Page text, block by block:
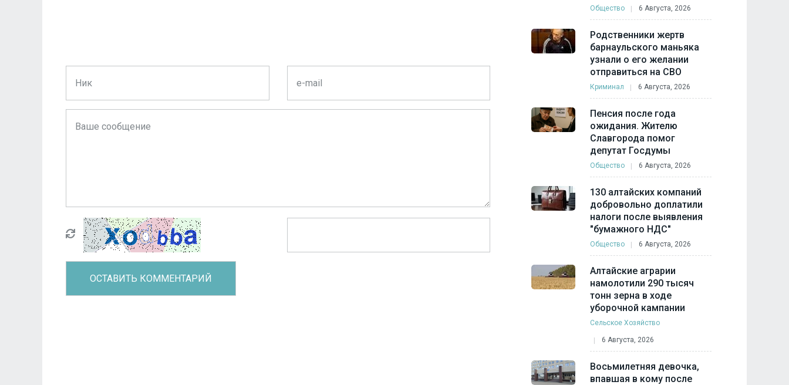
Общество 6 Августа, 2026
Родственники жертв
барнаульского маньяка
узнали о его желании
отправиться на СВО
Криминал 6 Августа, 2026
Пенсия после года
ожидания. Жителю
Славгорода помог
депутат Госдумы
Общество 6 Августа, 2026
130 алтайских компаний
добровольно доплатили
налоги после выявления
"бумажного НДС"
Общество 6 Августа, 2026
Алтайские аграрии
намолотили 290 тысяч
тонн зерна в ходе
уборочной кампании
Сельское Хозяйство
6 Августа, 2026
Восьмилетняя девочка,
впавшая в кому после